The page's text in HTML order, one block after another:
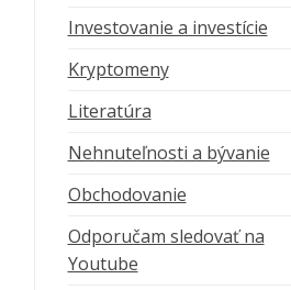
Investovanie a investície
Kryptomeny
Literatúra
Nehnuteľnosti a bývanie
Obchodovanie
Odporučam sledovať na
Youtube